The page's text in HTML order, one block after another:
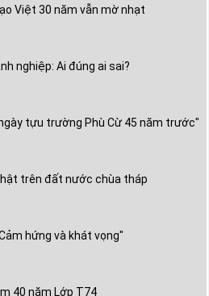
Việt 30 năm vẫn mờ nhạt
nghiệp: Ai đúng ai sai?
tựu trường Phù Cừ 45 năm trước"
trên đất nước chùa tháp
hứng và khát vọng"
40 năm Lớp T74